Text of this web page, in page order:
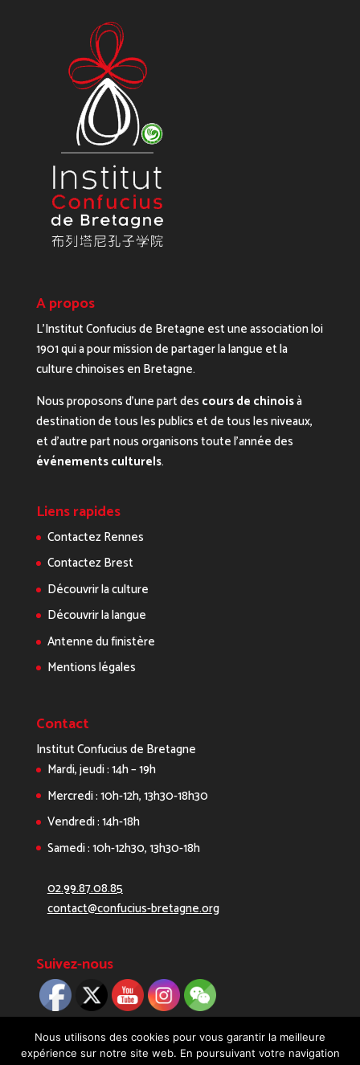
A propos
L’Institut Confucius de Bretagne est une association loi
1901 qui a pour mission de partager la langue et la
culture chinoises en Bretagne.
Nous proposons d’une part des cours de chinoisà
destination de tous les publics et de tous les niveaux,
et d’autre part nous organisons toute l’année des
événements culturels.
Liens rapides
Contactez Rennes
Contactez Brest
Découvrir la culture
Découvrir la langue
Antenne du finistère
Mentions légales
Contact
Institut Confucius de Bretagne
Mardi, jeudi : 14h – 19h
Mercredi : 10h-12h, 13h30-18h30
Vendredi : 14h-18h
Samedi : 10h-12h30, 13h30-18h
02.99.87.08.85
contact@confucius-bretagne.org
Suivez-nous
Nous utilisons des cookies pour vous garantir la meilleure
expérience sur notre site web. En poursuivant votre navigation